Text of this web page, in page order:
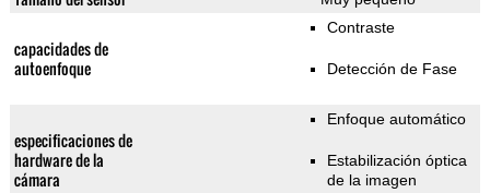
capacidades de
autoenfoque
Contraste
Detección de Fase
especificaciones de
hardware de la
cámara
Enfoque automático
Estabilización óptica
de la imagen